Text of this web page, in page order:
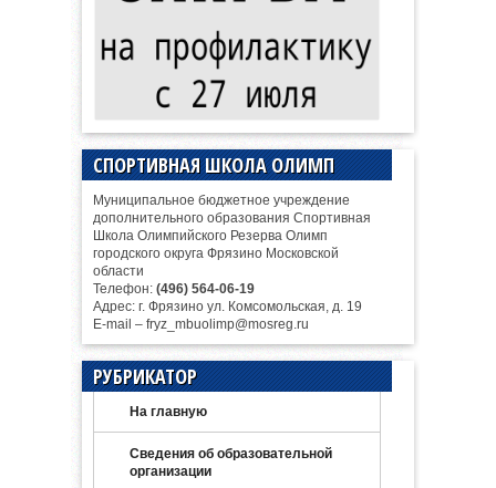
СПОРТИВНАЯ ШКОЛА ОЛИМП
Муниципальное бюджетное учреждение
дополнительного образования Спортивная
Школа Олимпийского Резерва Олимп
городского округа Фрязино Московской
области
Телефон: (496) 564-06-19
Адрес: г. Фрязино ул. Комсомольская, д. 19
E-mail – fryz_mbuolimp@mosreg.ru
РУБРИКАТОР
На главную
Сведения об образовательной
организации